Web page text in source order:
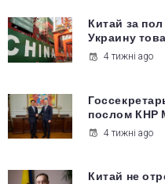
Китай за
Украину
4 тижні ago
послом КНР
4 тижні ago
Китай не